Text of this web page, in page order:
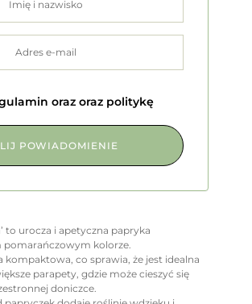
oraz oraz politykę
to urocza i apetyczna papryka
pomarańczowym kolorze.
kompaktowa, co sprawia, że jest idealna
parapety, gdzie może cieszyć się
doniczce.